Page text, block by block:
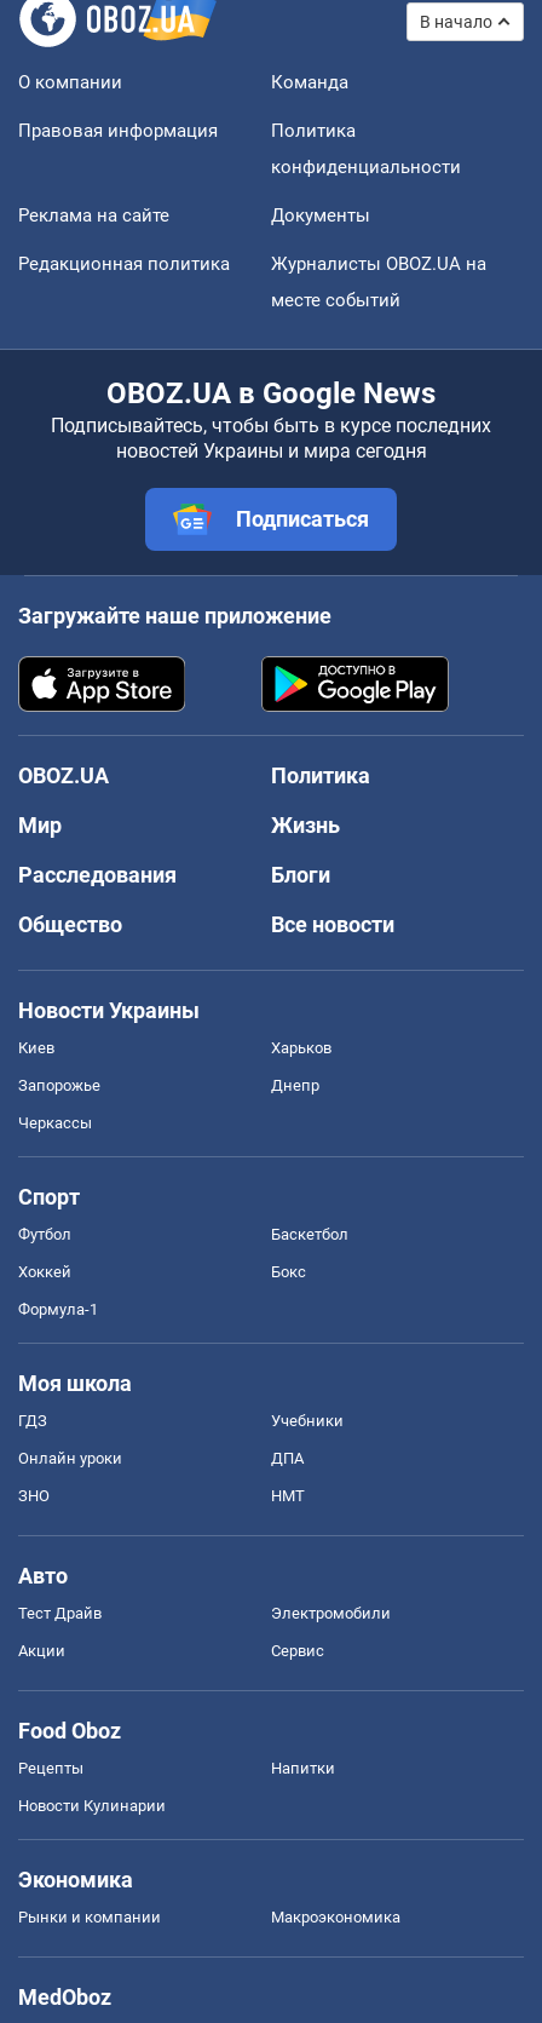
В начало
О компании Команда
Правовая информация
Политика
конфиденциальности
Реклама на сайте Документы
Редакционная политика
Журналисты OBOZ.UA на
месте событий
OBOZ.UA в Google News
Подписывайтесь, чтобы быть в курсе последних
новостей Украины и мира сегодня
Подписаться
Загружайте наше приложение
OBOZ.UA
Политика
Мир
Жизнь
Расследования
Блоги
Общество
Все новости
Новости Украины
Киев Харьков
Запорожье Днепр
Черкассы
Спорт
Футбол Баскетбол
Хоккей Бокс
Формула-1
Моя школа
ГДЗ Учебники
Онлайн уроки ДПА
ЗНО НМТ
Авто
Тест Драйв Электромобили
Акции Сервис
Food Oboz
Рецепты Напитки
Новости Кулинарии
Экономика
Рынки и компании Mакроэкономика
MedOboz